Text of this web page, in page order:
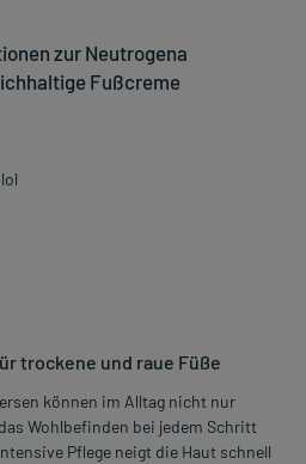
zur Neutrogena
Fußcreme
trockene und raue Füße
können im Alltag nicht nur
Wohlbefinden bei jedem Schritt
Pflege neigt die Haut schnell